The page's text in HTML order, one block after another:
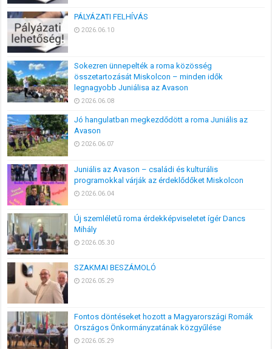
PÁLYÁZATI FELHÍVÁS
2026.06.10
Sokezren ünnepelték a roma közösség
összetartozását Miskolcon – minden idők
legnagyobb Juniálisa az Avason
2026.06.08
Jó hangulatban megkezdődött a roma Juniális az
Avason
2026.06.07
Juniális az Avason – családi és kulturális
programokkal várják az érdeklődőket Miskolcon
2026.06.04
Új szemléletű roma érdekképviseletet ígér Dancs
Mihály
2026.05.30
SZAKMAI BESZÁMOLÓ
2026.05.29
Fontos döntéseket hozott a Magyarországi Romák
Országos Önkormányzatának közgyűlése
2026.05.29